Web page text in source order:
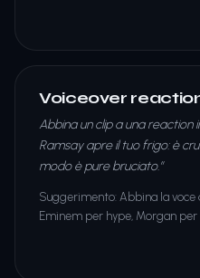
Voiceover
Abbina un clip a una reaction
Ramsay apre il tuo frigo: è
modo è pure bruciato.”
Suggerimento: Abbina la
Eminem per hype, Morgan